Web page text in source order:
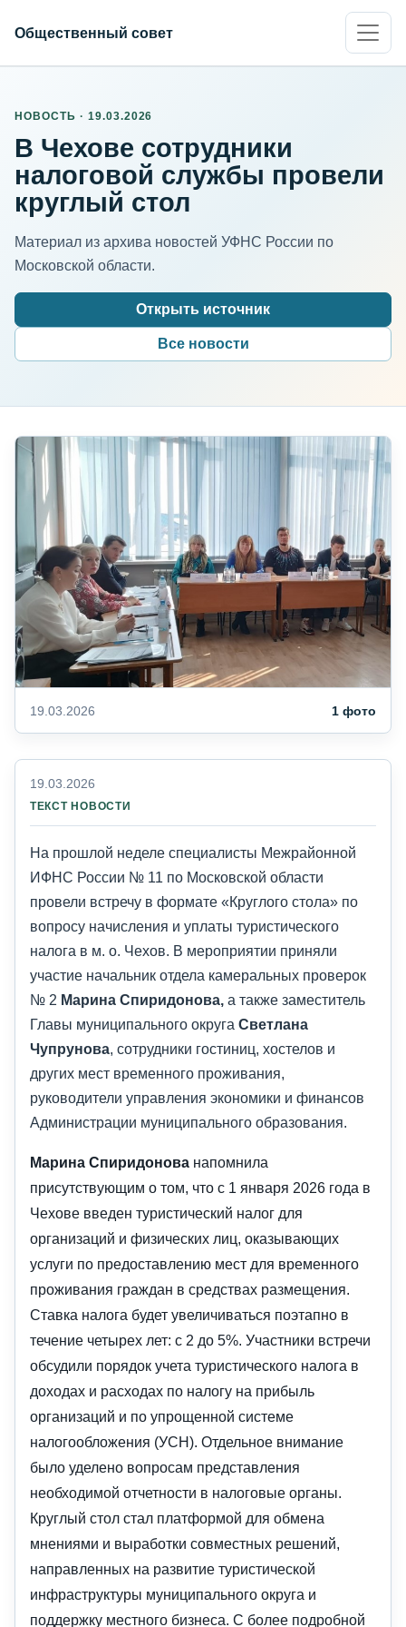
Общественный совет
НОВОСТЬ · 19.03.2026
В Чехове сотрудники
налоговой службы провели
круглый стол
Материал из архива новостей УФНС России по
Московской области.
Открыть источник
Все новости
19.03.2026 1 фото
19.03.2026
ТЕКСТ НОВОСТИ
На прошлой неделе специалисты Межрайонной
ИФНС России № 11 по Московской области
провели встречу в формате «Круглого стола» по
вопросу начисления и уплаты туристического
налога в м. о. Чехов. В мероприятии приняли
участие начальник отдела камеральных проверок
№ 2 Марина Спиридонова, а также заместитель
Главы муниципального округа Светлана
Чупрунова, сотрудники гостиниц, хостелов и
других мест временного проживания,
руководители управления экономики и финансов
Администрации муниципального образования.
Марина Спиридонова напомнила
присутствующим о том, что с 1 января 2026 года в
Чехове введен туристический налог для
организаций и физических лиц, оказывающих
услуги по предоставлению мест для временного
проживания граждан в средствах размещения.
Ставка налога будет увеличиваться поэтапно в
течение четырех лет: с 2 до 5%. Участники встречи
обсудили порядок учета туристического налога в
доходах и расходах по налогу на прибыль
организаций и по упрощенной системе
налогообложения (УСН). Отдельное внимание
было уделено вопросам представления
необходимой отчетности в налоговые органы.
Круглый стол стал платформой для обмена
мнениями и выработки совместных решений,
направленных на развитие туристической
инфраструктуры муниципального округа и
поддержку местного бизнеса. С более подробной